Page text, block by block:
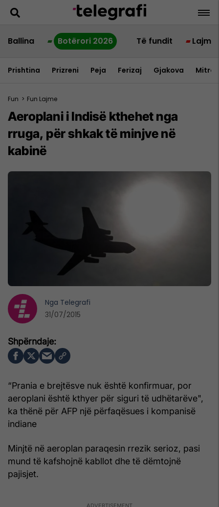
Ballina Botërori 2026 Të fundit Lajme
Prishtina Prizreni Peja Ferizaj Gjakova
Fun > Fun Lajme
Aeroplani i Indisë kthehet nga
rruga, për shkak të minjve në
kabinë
“Prania e brejtësve nuk është konfirmuar, por
aeroplani është kthyer për siguri të udhëtarëve",
ka thënë për AFP një përfaqësues i kompanisë
indiane
Minjtë në aeroplan paraqesin rrezik serioz, pasi
mund të kafshojnë kabllot dhe të dëmtojnë
pajisjet.
Nga Telegrafi
31/07/2015